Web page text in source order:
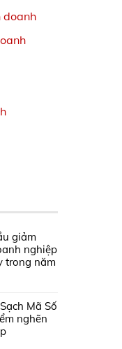
doanh
giảm
nghiệp
trong năm
Mã Số
nghẽn